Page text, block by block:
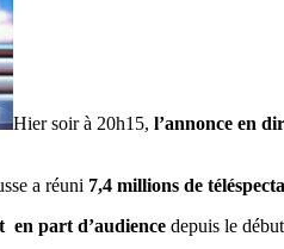
Hier soir à 20h15, l’annonce en
a réuni 7,4 millions de
en part d’audience depuis le